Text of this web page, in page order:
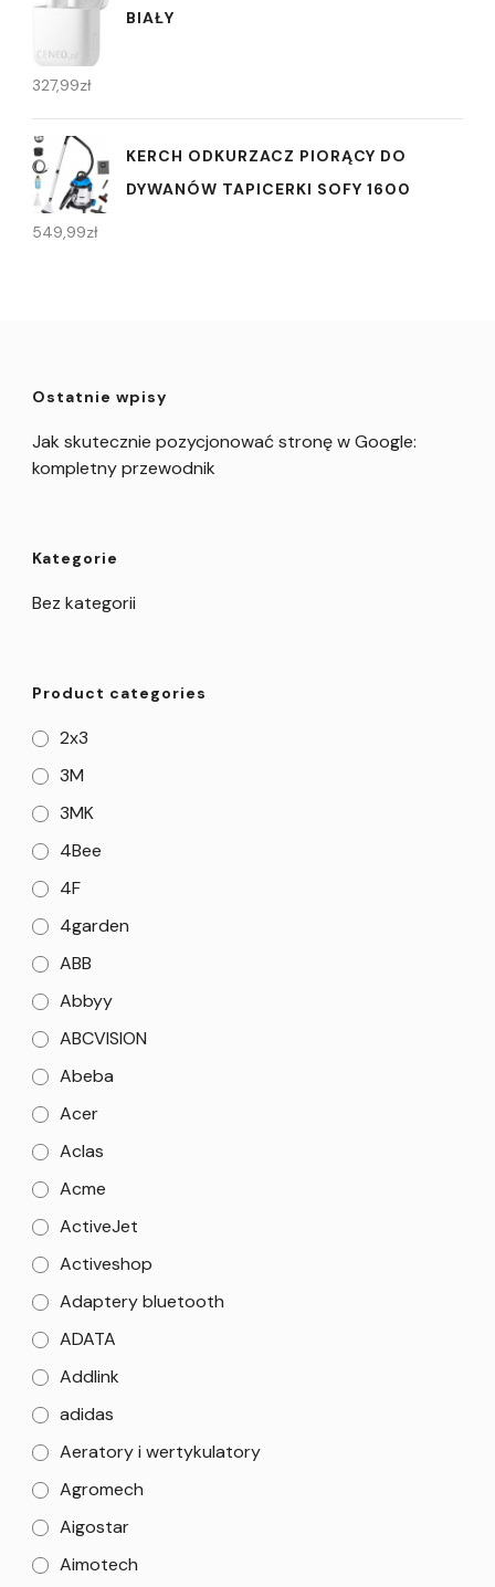
BIAŁY
327,99zł
KERCH ODKURZACZ PIORĄCY DO
DYWANÓW TAPICERKI SOFY 1600
549,99zł
Ostatnie wpisy
Jak skutecznie pozycjonować stronę w Google:
kompletny przewodnik
Kategorie
Bez kategorii
Product categories
2x3
3M
3MK
4Bee
4F
4garden
ABB
Abbyy
ABCVISION
Abeba
Acer
Aclas
Acme
ActiveJet
Activeshop
Adaptery bluetooth
ADATA
Addlink
adidas
Aeratory i wertykulatory
Agromech
Aigostar
Aimotech